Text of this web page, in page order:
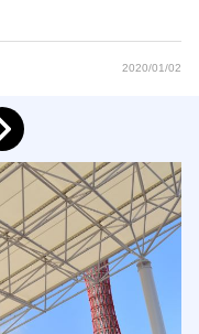
2020/01/02